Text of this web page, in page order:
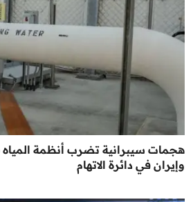
وإيران في دائرة الاتهام